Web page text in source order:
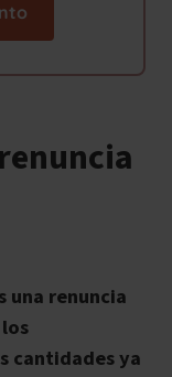
una renuncia
cantidades ya